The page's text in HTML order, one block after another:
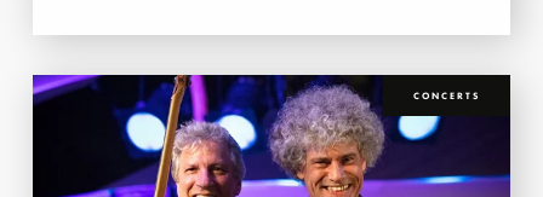
CONCERTS